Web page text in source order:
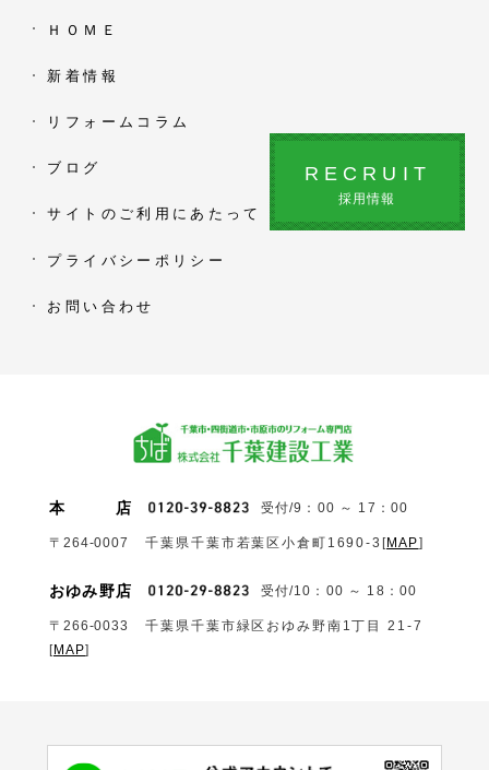
ＨＯＭＥ
新着情報
リフォームコラム
ブログ
サイトのご利用にあたって
プライバシーポリシー
お問い合わせ
RECRUIT
採用情報
本 店 受付/9：00 ～ 17：00
〒264-0007 千葉県千葉市若葉区小倉町1690‐3 [MAP]
おゆみ野店 受付/10：00 ～ 18：00
〒266-0033
千葉県千葉市緑区おゆみ野南1丁目 21-7
[MAP]